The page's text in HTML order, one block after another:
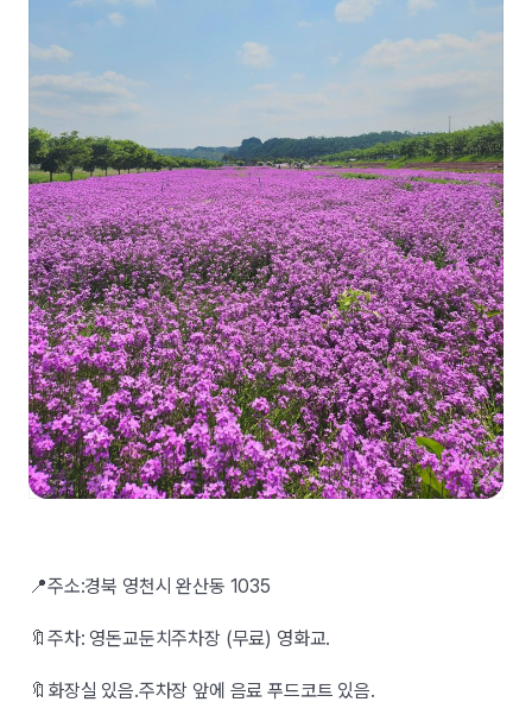
📍주소:경북 영천시 완산동 1035
🔖주차: 영돈교둔치주차장 (무료) 영화교.
🔖화장실 있음.주차장 앞에 음료 푸드코트 있음.